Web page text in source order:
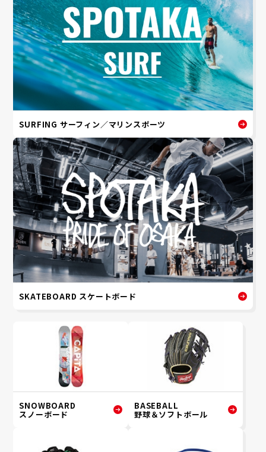
SURFING サーフィン／マリンスポーツ
SKATEBOARD スケートボード
SNOWBOARD
スノーボード
BASEBALL
野球＆ソフトボール